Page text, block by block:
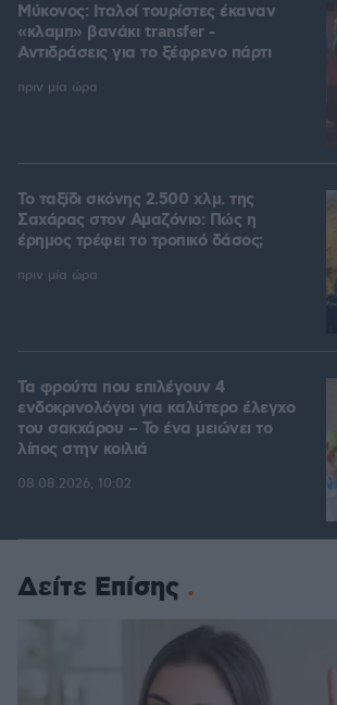
Μύκονος: Ιταλοί τουρίστες έκαναν
«κλαμπ» βανάκι transfer -
Αντιδράσεις για το ξέφρενο πάρτι
πριν μία ώρα
Το ταξίδι σκόνης 2.500 χλμ. της
Σαχάρας στον Αμαζόνιο: Πώς η
έρημος τρέφει το τροπικό δάσος;
πριν μία ώρα
Τα φρούτα που επιλέγουν 4
ενδοκρινολόγοι για καλύτερο έλεγχο
του σακχάρου – Το ένα μειώνει το
λίπος στην κοιλιά
08.08.2026, 10:02
Δείτε Επίσης